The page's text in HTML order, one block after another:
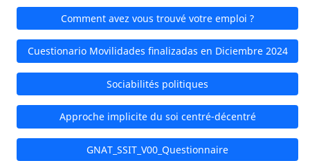
Comment avez vous trouvé votre emploi ?
Cuestionario Movilidades finalizadas en Diciembre 2024
Sociabilités politiques
Approche implicite du soi centré-décentré
GNAT_SSIT_V00_Questionnaire